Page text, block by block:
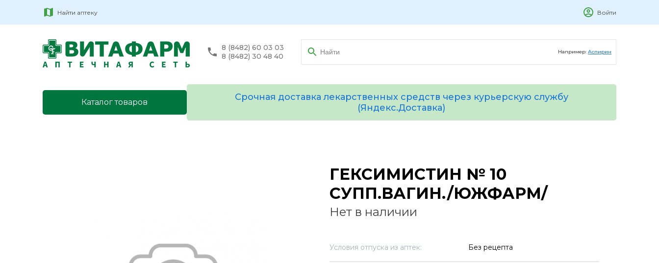
Найти аптеку Войти
8 (8482) 60 03 03
8 (8482) 30 48 40
Например: Аспирин
Каталог товаров
Срочная доставка лекарственных средств через курьерскую службу
(Яндекс.Доставка)
ГЕКСИМИСТИН № 10
СУПП.ВАГИН./ЮЖФАРМ/
Нет в наличии
Условия отпуска из аптек: Без рецепта